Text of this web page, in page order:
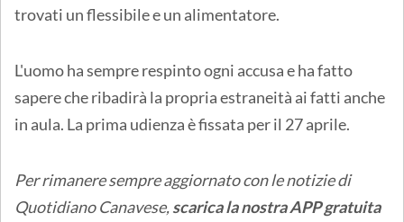
trovati un flessibile e un alimentatore.
L'uomo ha sempre respinto ogni accusa e ha fatto
sapere che ribadirà la propria estraneità ai fatti anche
in aula. La prima udienza è fissata per il 27 aprile.
Per rimanere sempre aggiornato con le notizie di
Quotidiano Canavese,scarica la nostra APP gratuita